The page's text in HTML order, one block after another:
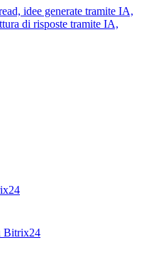
idee generate tramite IA,
di risposte tramite IA,
Bitrix24